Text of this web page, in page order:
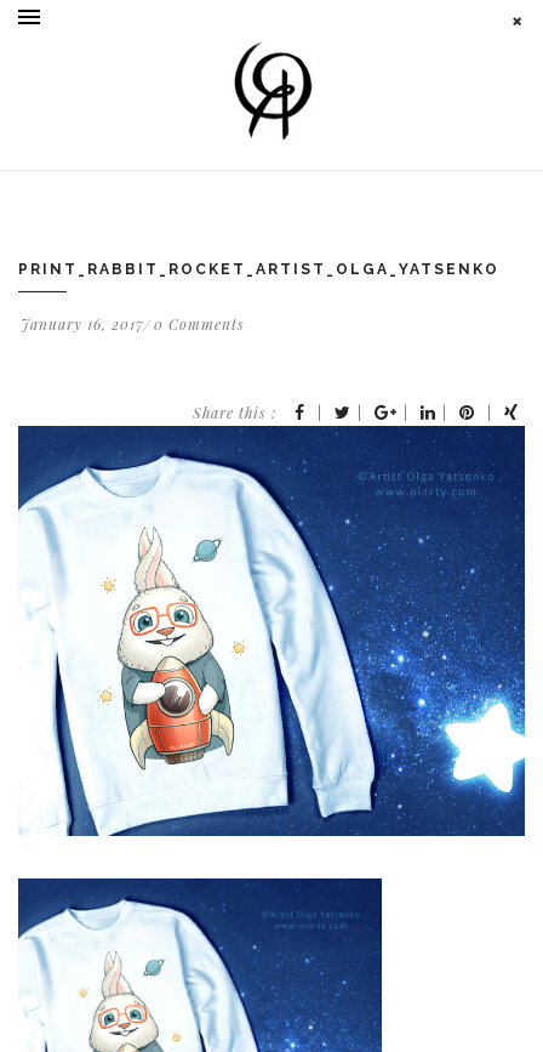
PRINT_RABBIT_ROCKET_ARTIST_OLGA_YATSENKO
January 16, 2017 0 Comments
Share this :